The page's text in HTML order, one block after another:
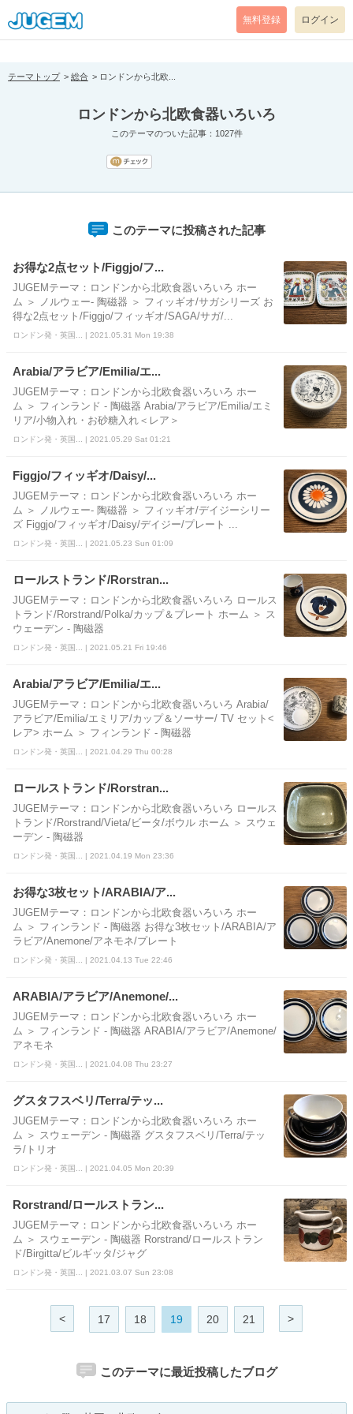
[pear_error: message="Success" code=0 mode=return level=notice
prefix="" info=""]
無料登録 ログイン
テーマトップ 総合 ロンドンから北欧...
ロンドンから北欧食器いろいろ
このテーマのついた記事：1027件
このテーマに投稿された記事
お得な2点セット/Figgjo/フ...
JUGEMテーマ：ロンドンから北欧食器いろいろ ホー
ム ＞ ノルウェー- 陶磁器 ＞ フィッギオ/サガシリーズ お
得な2点セット/Figgjo/フィッギオ/SAGA/サガ/...
ロンドン発・英国... | 2021.05.31 Mon 19:38
Arabia/アラビア/Emilia/エ...
JUGEMテーマ：ロンドンから北欧食器いろいろ ホー
ム ＞ フィンランド - 陶磁器 Arabia/アラビア/Emilia/エミ
リア/小物入れ・お砂糖入れ＜レア＞
ロンドン発・英国... | 2021.05.29 Sat 01:21
Figgjo/フィッギオ/Daisy/...
JUGEMテーマ：ロンドンから北欧食器いろいろ ホー
ム ＞ ノルウェー- 陶磁器 ＞ フィッギオ/デイジーシリー
ズ Figgjo/フィッギオ/Daisy/デイジー/プレート ...
ロンドン発・英国... | 2021.05.23 Sun 01:09
ロールストランド/Rorstran...
JUGEMテーマ：ロンドンから北欧食器いろいろ ロールス
トランド/Rorstrand/Polka/カップ＆プレート ホーム ＞ ス
ウェーデン - 陶磁器
ロンドン発・英国... | 2021.05.21 Fri 19:46
Arabia/アラビア/Emilia/エ...
JUGEMテーマ：ロンドンから北欧食器いろいろ Arabia/
アラビア/Emilia/エミリア/カップ＆ソーサー/ TV セット<
レア> ホーム ＞ フィンランド - 陶磁器
ロンドン発・英国... | 2021.04.29 Thu 00:28
ロールストランド/Rorstran...
JUGEMテーマ：ロンドンから北欧食器いろいろ ロールス
トランド/Rorstrand/Vieta/ビータ/ボウル ホーム ＞ スウェ
ーデン - 陶磁器
ロンドン発・英国... | 2021.04.19 Mon 23:36
お得な3枚セット/ARABIA/ア...
JUGEMテーマ：ロンドンから北欧食器いろいろ ホー
ム ＞ フィンランド - 陶磁器 お得な3枚セット/ARABIA/ア
ラビア/Anemone/アネモネ/プレート
ロンドン発・英国... | 2021.04.13 Tue 22:46
ARABIA/アラビア/Anemone/...
JUGEMテーマ：ロンドンから北欧食器いろいろ ホー
ム ＞ フィンランド - 陶磁器 ARABIA/アラビア/Anemone/
アネモネ
ロンドン発・英国... | 2021.04.08 Thu 23:27
グスタフスベリ/Terra/テッ...
JUGEMテーマ：ロンドンから北欧食器いろいろ ホー
ム ＞ スウェーデン - 陶磁器 グスタフスベリ/Terra/テッ
ラ/トリオ
ロンドン発・英国... | 2021.04.05 Mon 20:39
Rorstrand/ロールストラン...
JUGEMテーマ：ロンドンから北欧食器いろいろ ホー
ム ＞ スウェーデン - 陶磁器 Rorstrand/ロールストラン
ド/Birgitta/ビルギッタ/ジャグ
ロンドン発・英国... | 2021.03.07 Sun 23:08
< 17 18 19 20 21 >
このテーマに最近投稿したブログ